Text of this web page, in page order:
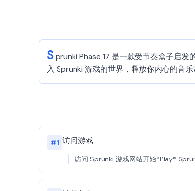
Sprunki Phase 17 是一款受节奏盒子启
入 Sprunki 游戏的世界，释放你内心的音乐
#1 访问游戏
访问 Sprunki 游戏网站开始*Play*